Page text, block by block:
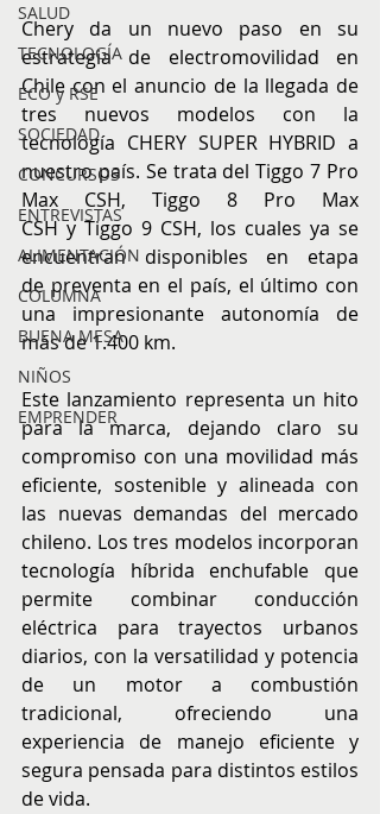
SALUD
TECNOLOGÍA
ECO y RSE
SOCIEDAD
CONCURSOS
ENTREVISTAS
ALIMENTACIÓN
COLUMNA
BUENA MESA
NIÑOS
EMPRENDER
Chery da un nuevo paso en su
estrategia de electromovilidad en
Chile con el anuncio de la llegada de
tres nuevos modelos con la
tecnología CHERY SUPER HYBRID a
nuestro país. Se trata del Tiggo 7 Pro
Max CSH, Tiggo 8 Pro Max
CSH y Tiggo 9 CSH, los cuales ya se
encuentran disponibles en etapa
de preventa en el país, el último con
una impresionante autonomía de
más de 1.400 km.
Este lanzamiento representa un hito
para la marca, dejando claro su
compromiso con una movilidad más
eficiente, sostenible y alineada con
las nuevas demandas del mercado
chileno. Los tres modelos incorporan
tecnología híbrida enchufable que
permite combinar conducción
eléctrica para trayectos urbanos
diarios, con la versatilidad y potencia
de un motor a combustión
tradicional, ofreciendo una
experiencia de manejo eficiente y
segura pensada para distintos estilos
de vida.